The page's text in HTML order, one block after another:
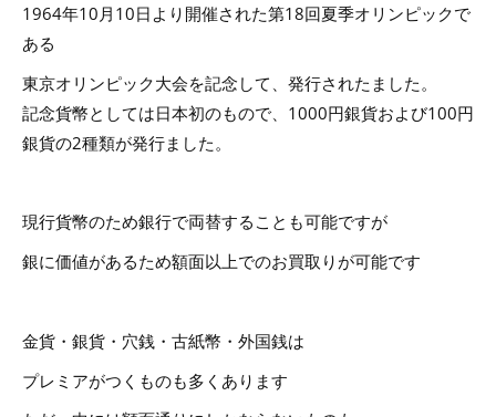
1964年10月10日より開催された第18回夏季オリンピックで
ある
東京オリンピック大会を記念して、発行されたました。
記念貨幣としては日本初のもので、1000円銀貨および100円
銀貨の2種類が発行ました。
現行貨幣のため銀行で両替することも可能ですが
銀に価値があるため額面以上でのお買取りが可能です
金貨・銀貨・穴銭・古紙幣・外国銭は
プレミアがつくものも多くあります